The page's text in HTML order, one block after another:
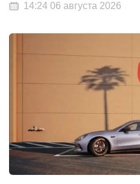
14:24 06 августа 2026